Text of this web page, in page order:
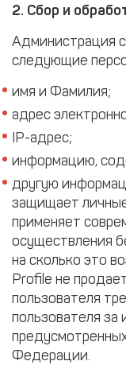
2. Сбор и
Администрация
следующие
имя и Фамилия;
адрес
IP-адрес;
информацию,
другую
защищает
применяет
осуществления
на сколько это
Profile не
пользователя
пользователя за
Федерации.